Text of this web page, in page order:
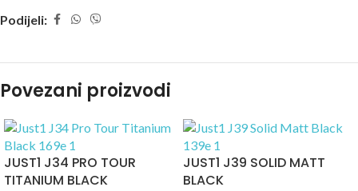
Podijeli:
Povezani proizvodi
JUST1 J34 PRO TOUR
TITANIUM BLACK
JUST1 J39 SOLID MATT
BLACK